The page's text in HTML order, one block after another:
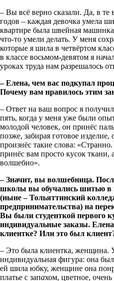
– Вы всё верно сказали. Да, в те
годов – каждая девочка умела
квартире была швейная
что-то умели делать. У меня
которые я шила в четвёртом
в классе восьмом-девятом я
уроках труда нам разрешалось
–Елена, чем вас подкупал
Почему вам нравилось этим
– Ответ на ваш вопрос я
пять, когда у меня уже были
молодой человек, он принёс
позже, забирая готовое
произнёс такие слова:
принёс вам просто кусок ткани,
волшебно».
–Значит, вы волшебница.
школы вы обучались шитью в
(ныне – Тольяттинский
предпринимательства) на
Вы были студенткой первого
индивидуальные заказы.
клиентке? Или это был
– Это была клиентка, женщина.
индивидуальная фигура: она
ей шила юбку, женщине она
платье с запахом, цветное,